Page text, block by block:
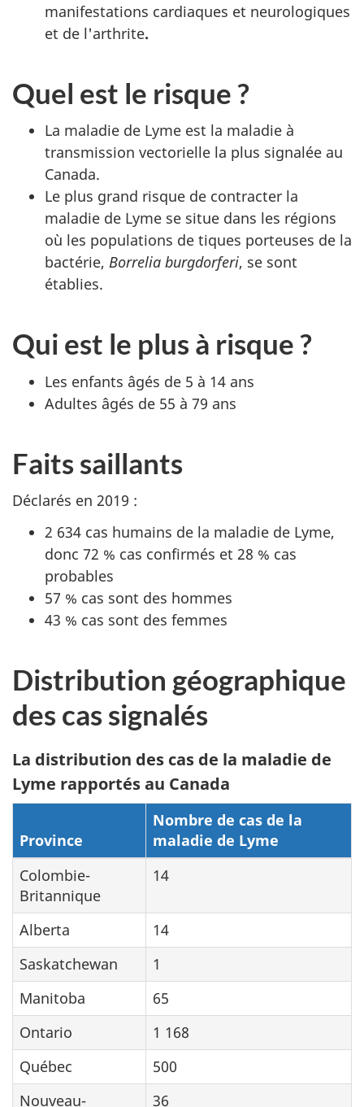
manifestations cardiaques et neurologiques
et de l'arthrite.
Quel est le risque ?
La maladie de Lyme est la maladie à
transmission vectorielle la plus signalée au
Canada.
Le plus grand risque de contracter la
maladie de Lyme se situe dans les régions
où les populations de tiques porteuses de la
bactérie, Borrelia burgdorferi, se sont
établies.
Qui est le plus à risque ?
Les enfants âgés de 5 à 14 ans
Adultes âgés de 55 à 79 ans
Faits saillants
Déclarés en 2019 :
2 634 cas humains de la maladie de Lyme,
donc 72 % cas confirmés et 28 % cas
probables
57 % cas sont des hommes
43 % cas sont des femmes
Distribution géographique
des cas signalés
La distribution des cas de la maladie de
Lyme rapportés au Canada
Province
Nombre de cas de la
maladie de Lyme
Colombie-
Britannique
14
Alberta
14
Saskatchewan
1
Manitoba
65
Ontario
1 168
Québec
500
Nouveau-
36